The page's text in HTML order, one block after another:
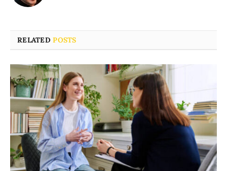
RELATEDPOSTS